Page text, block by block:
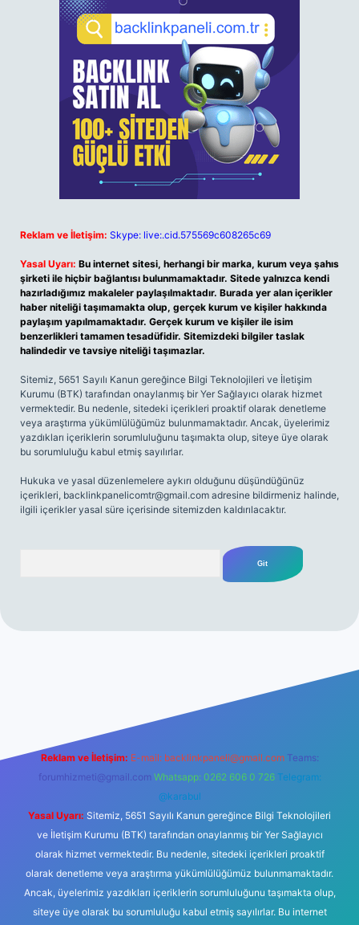
Reklam ve İletişim: Skype: live:.cid.575569c608265c69
Yasal Uyarı: Bu internet sitesi, herhangi bir marka, kurum veya şahıs
şirketi ile hiçbir bağlantısı bulunmamaktadır. Sitede yalnızca kendi
hazırladığımız makaleler paylaşılmaktadır. Burada yer alan içerikler
haber niteliği taşımamakta olup, gerçek kurum ve kişiler hakkında
paylaşım yapılmamaktadır. Gerçek kurum ve kişiler ile isim
benzerlikleri tamamen tesadüfidir. Sitemizdeki bilgiler taslak
halindedir ve tavsiye niteliği taşımazlar.
Sitemiz, 5651 Sayılı Kanun gereğince Bilgi Teknolojileri ve İletişim
Kurumu (BTK) tarafından onaylanmış bir Yer Sağlayıcı olarak hizmet
vermektedir. Bu nedenle, sitedeki içerikleri proaktif olarak denetleme
veya araştırma yükümlülüğümüz bulunmamaktadır. Ancak, üyelerimiz
yazdıkları içeriklerin sorumluluğunu taşımakta olup, siteye üye olarak
bu sorumluluğu kabul etmiş sayılırlar.
Hukuka ve yasal düzenlemelere aykırı olduğunu düşündüğünüz
içerikleri, backlinkpanelicomtr@gmail.com adresine bildirmeniz halinde,
ilgili içerikler yasal süre içerisinde sitemizden kaldırılacaktır.
Reklam ve İletişim: E-mail: backlinkpaneli@gmail.com Teams:
forumhizmeti@gmail.com Whatsapp: 0262 606 0 726 Telegram:
@karabul
Yasal Uyarı: Sitemiz, 5651 Sayılı Kanun gereğince Bilgi Teknolojileri
ve İletişim Kurumu (BTK) tarafından onaylanmış bir Yer Sağlayıcı
olarak hizmet vermektedir. Bu nedenle, sitedeki içerikleri proaktif
olarak denetleme veya araştırma yükümlülüğümüz bulunmamaktadır.
Ancak, üyelerimiz yazdıkları içeriklerin sorumluluğunu taşımakta olup,
siteye üye olarak bu sorumluluğu kabul etmiş sayılırlar. Bu internet